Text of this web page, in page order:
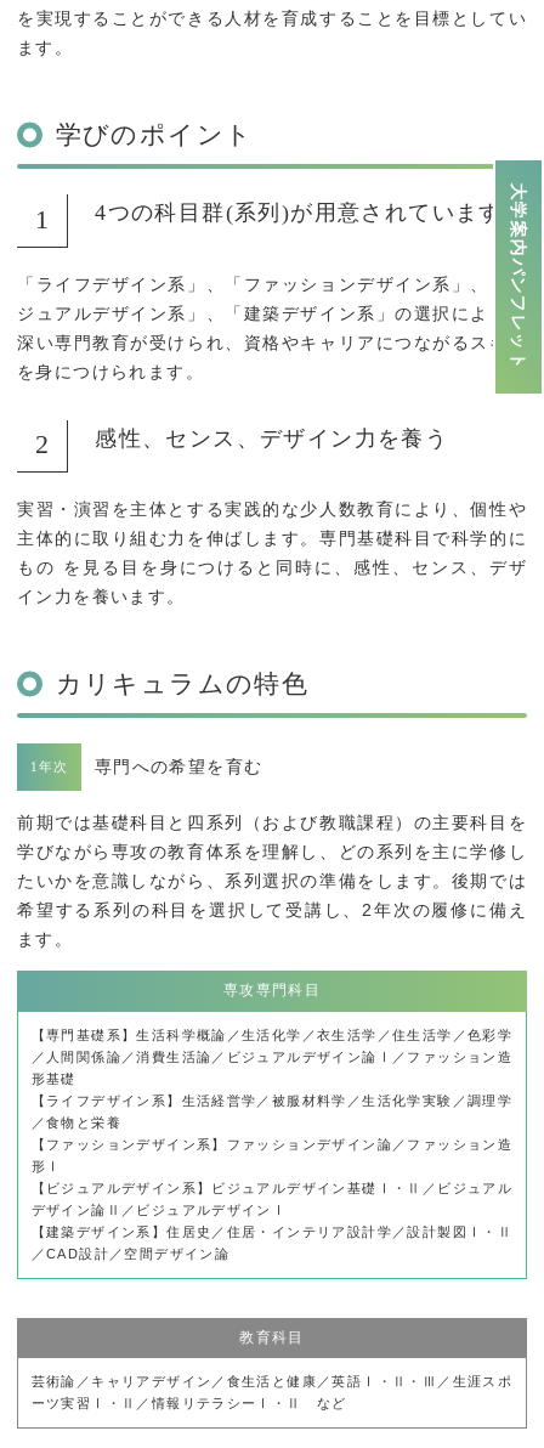
を実現することができる人材を育成することを目標としてい
ます。
学びのポイント
4つの科目群(系列)が用意されています
「ライフデザイン系」、「ファッションデザイン系」、「ビ
ジュアルデザイン系」、「建築デザイン系」の選択により、
深い専門教育が受けられ、資格やキャリアにつながるスキル
を身につけられます。
感性、センス、デザイン力を養う
実習・演習を主体とする実践的な少人数教育により、個性や
主体的に取り組む力を伸ばします。専門基礎科目で科学的に
もの を見る目を身につけると同時に、感性、センス、デザ
イン力を養います。
カリキュラムの特色
専門への希望を育む
前期では基礎科目と四系列（および教職課程）の主要科目を
学びながら専攻の教育体系を理解し、どの系列を主に学修し
たいかを意識しながら、系列選択の準備をします。後期では
希望する系列の科目を選択して受講し、2年次の履修に備え
ます。
専攻専門科目
【専門基礎系】生活科学概論／生活化学／衣生活学／住生活学／色彩学
／人間関係論／消費生活論／ビジュアルデザイン論Ⅰ／ファッション造
形基礎
【ライフデザイン系】生活経営学／被服材料学／生活化学実験／調理学
／食物と栄養
【ファッションデザイン系】ファッションデザイン論／ファッション造
形Ⅰ
【ビジュアルデザイン系】ビジュアルデザイン基礎Ⅰ・Ⅱ／ビジュアル
デザイン論Ⅱ／ビジュアルデザインⅠ
【建築デザイン系】住居史／住居・インテリア設計学／設計製図Ⅰ・Ⅱ
／CAD設計／空間デザイン論
教育科目
芸術論／キャリアデザイン／食生活と健康／英語Ⅰ・Ⅱ・Ⅲ／生涯スポ
ーツ実習Ⅰ・Ⅱ／情報リテラシーⅠ・Ⅱ など
大学案内パンフレット